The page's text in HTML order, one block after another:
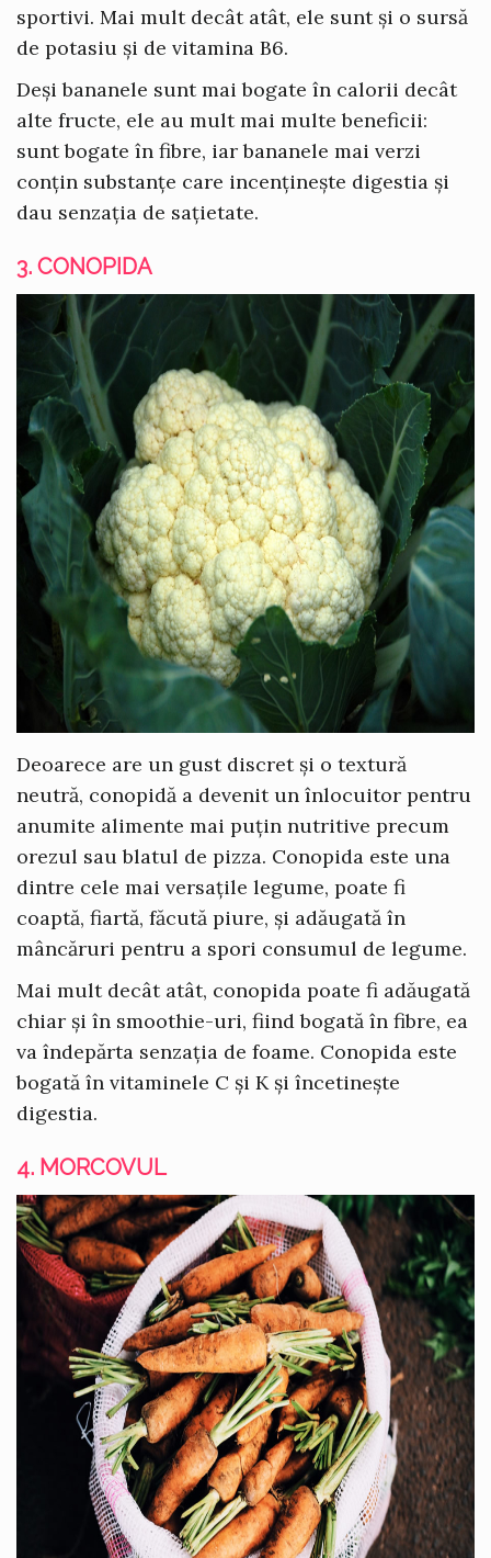
sportivi. Mai mult decât atât, ele sunt și o sursă
de potasiu și de vitamina B6.
Deși bananele sunt mai bogate în calorii decât
alte fructe, ele au mult mai multe beneficii:
sunt bogate în fibre, iar bananele mai verzi
conțin substanțe care incenținește digestia și
dau senzația de sațietate.
3. CONOPIDA
Deoarece are un gust discret și o textură
neutră, conopidă a devenit un înlocuitor pentru
anumite alimente mai puțin nutritive precum
orezul sau blatul de pizza. Conopida este una
dintre cele mai versațile legume, poate fi
coaptă, fiartă, făcută piure, și adăugată în
mâncăruri pentru a spori consumul de legume.
Mai mult decât atât, conopida poate fi adăugată
chiar și în smoothie-uri, fiind bogată în fibre, ea
va îndepărta senzația de foame. Conopida este
bogată în vitaminele C și K și încetinește
digestia.
4. MORCOVUL